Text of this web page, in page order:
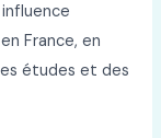
France, en
études et des